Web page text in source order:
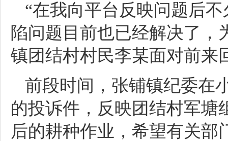
“在我向平台反映问题后
陷问题目前也已经解决了，
镇团结村村民李某面对前来
前段时间，张铺镇纪委在
的投诉件，反映团结村军塘
后的耕种作业，希望有关